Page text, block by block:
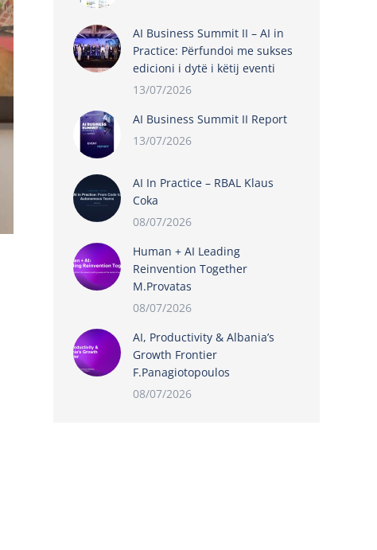
AI Business Summit II – AI in
Practice: Përfundoi me sukses
edicioni i dytë i këtij eventi
13/07/2026
AI Business Summit II Report
13/07/2026
AI In Practice – RBAL Klaus
Coka
08/07/2026
Human + AI Leading
Reinvention Together
M.Provatas
08/07/2026
AI, Productivity & Albania’s
Growth Frontier
F.Panagiotopoulos
08/07/2026